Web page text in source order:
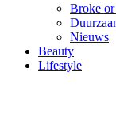
Broke
Nieuws
Beauty
Lifestyle